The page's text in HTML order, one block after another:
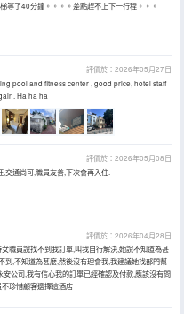
等了40分鐘。。。。差點趕不上下一行程。。。
評價於：2026年05月27日
pool and fitness center , good price, hotel staff
Ha ha ha
評價於：2026年05月08日
交通尚可,職員友善,下次會再入住.
評價於：2026年04月28日
職員說找不到我訂單,叫我自行解決,她說不知道為甚
到,不知道為甚麼,然後沒有理會我,我建議她找部門幫
公司,我有信心我的訂單已經確認及付款,應該沒有問
珍惜顧客選擇這酒店